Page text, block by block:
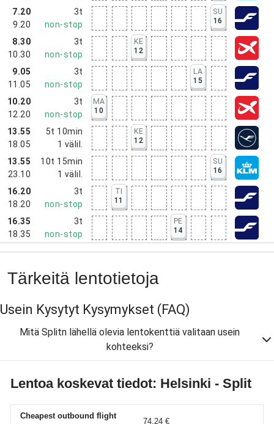
7.20
9.20
3t
non-stop
SU
16
8.30
10.30
3t
non-stop
KE
12
9.05
11.05
3t
non-stop
LA
15
10.20
12.20
3t
non-stop
MA
10
13.55
18.05
5t 10min
1 välil.
KE
12
13.55
23.10
10t 15min
1 välil.
SU
16
16.20
18.20
3t
non-stop
TI
11
16.35
18.35
3t
non-stop
PE
14
Tärkeitä lentotietoja
Usein Kysytyt Kysymykset (FAQ)
Mitä Splitn lähellä olevia lentokenttiä valitaan usein
kohteeksi?
Lentoa koskevat tiedot: Helsinki - Split
Cheapest outbound flight
74,24 €